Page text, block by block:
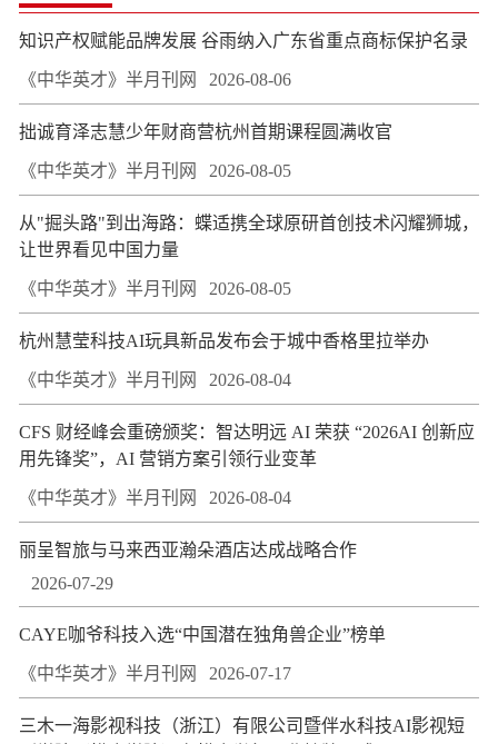
知识产权赋能品牌发展 谷雨纳入广东省重点商标保护名录
《中华英才》半月刊网 2026-08-06
拙诚育泽志慧少年财商营杭州首期课程圆满收官
《中华英才》半月刊网 2026-08-05
从"掘头路"到出海路：蝶适携全球原研首创技术闪耀狮城，
让世界看见中国力量
《中华英才》半月刊网 2026-08-05
杭州慧莹科技AI玩具新品发布会于城中香格里拉举办
《中华英才》半月刊网 2026-08-04
CFS 财经峰会重磅颁奖：智达明远 AI 荣获 “2026AI 创新应
用先锋奖”，AI 营销方案引领行业变革
《中华英才》半月刊网 2026-08-04
丽呈智旅与马来西亚瀚朵酒店达成战略合作
2026-07-29
CAYE咖爷科技入选“中国潜在独角兽企业”榜单
《中华英才》半月刊网 2026-07-17
三木一海影视科技（浙江）有限公司暨伴水科技AI影视短